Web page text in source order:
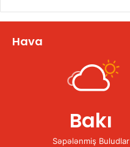
Hava
Bakı
Səpələnmiş Buludlar